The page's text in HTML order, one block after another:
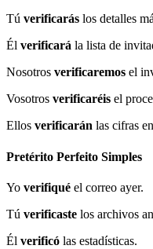
Tú verificarás los detalles
Él verificará la lista de
Nosotros verificaremos el
Vosotros verificaréis el
Ellos verificarán las cifras
Pretérito Perfeito Simples
Yo verifiqué el correo ayer.
Tú verificaste los archivos
Él verificó las estadísticas.